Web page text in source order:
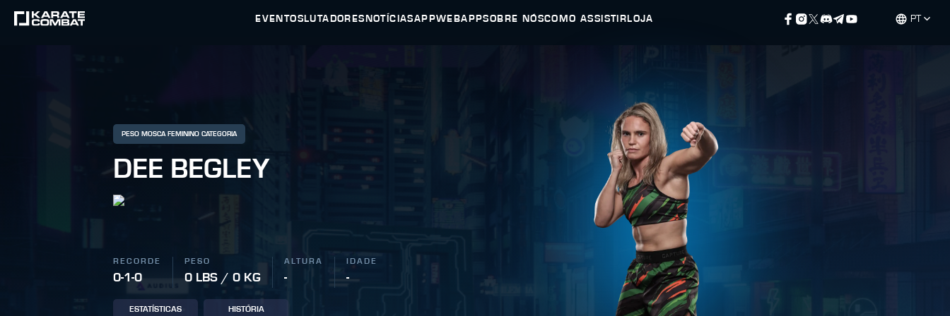
PT
EVENTOS LUTADORES NOTÍCIASAPPWEBAPPSOBRE NÓSCOMO ASSISTIR LOJA
PESO MOSCA FEMININO CATEGORIA
DEE BEGLEY
RECORDE
0-1-0
PESO
0 LBS / 0 KG
ALTURA
-
IDADE
-
ESTATÍSTICAS HISTÓRIA